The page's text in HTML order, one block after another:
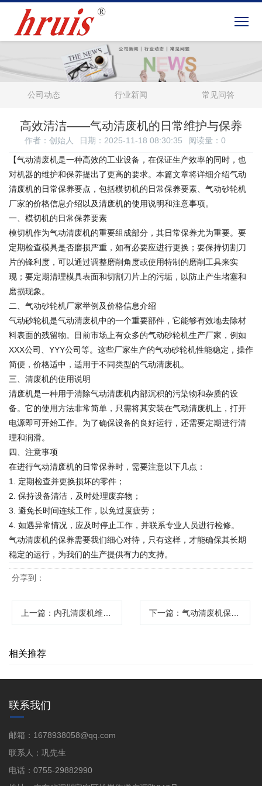
公司动态 行业新闻 常见问答
高效清洁——气动清废机的日常维护与保养
作者：创始人 日期：2025-11-18 08:30:35 阅读量： 0
【气动清废机是一种高效的工业设备，在保证生产效率的同时，也
对机器的维护和保养提出了更高的要求。本篇文章将详细介绍气动
清废机的日常保养要点，包括模切机的日常保养要素、气动砂轮机
厂家的价格信息介绍以及清废机的使用说明和注意事项。
一、模切机的日常保养要素
模切机作为气动清废机的重要组成部分，其日常保养尤为重要。要
定期检查模具是否磨损严重，如有必要应进行更换；要保持切割刀
片的锋利度，可以通过调整磨削角度或使用特制的磨削工具来实
现；要定期清理模具表面和切割刀片上的污垢，以防止产生堵塞和
磨损现象。
二、气动砂轮机厂家举例及价格信息介绍
气动砂轮机是气动清废机中的一个重要部件，它能够有效地去除材
料表面的残留物。目前市场上有众多的气动砂轮机生产厂家，例如
XXX公司、YYY公司等。这些厂家生产的气动砂轮机性能稳定，操作
简便，价格适中，适用于不同类型的气动清废机。
三、清废机的使用说明
清废机是一种用于清除气动清废机内部沉积的污染物和杂质的设
备。它的使用方法非常简单，只需将其安装在气动清废机上，打开
电源即可开始工作。为了确保设备的良好运行，还需要定期进行清
理和润滑。
四、注意事项
在进行气动清废机的日常保养时，需要注意以下几点：
1. 定期检查并更换损坏的零件；
2. 保持设备清洁，及时处理废弃物；
3. 避免长时间连续工作，以免过度疲劳；
4. 如遇异常情况，应及时停止工作，并联系专业人员进行检修。
气动清废机的保养需要我们细心对待，只有这样，才能确保其长期
稳定的运行，为我们的生产提供有力的支持。
分享到：
上一篇 ：内孔清废机维护保养全攻略 下一篇 ：气动清废机保养全攻略：延长设备寿命的关键步骤
相关推荐
联系我们
邮箱：1678938058@qq.com
联系人：巩先生
电话：0755-29882990